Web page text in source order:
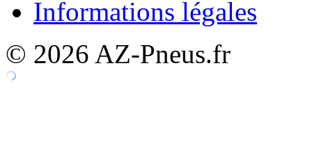
Informations légales
© 2026 AZ-Pneus.fr